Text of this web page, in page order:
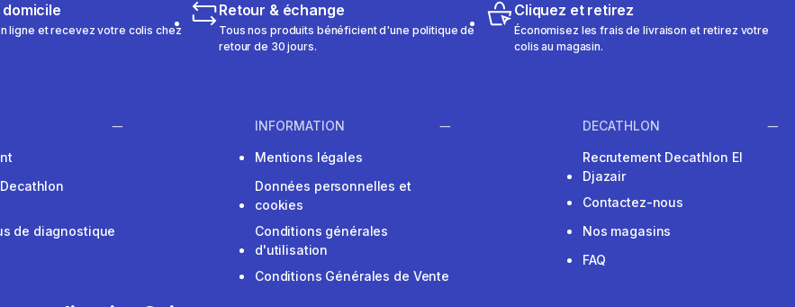
ligne et recevez votre colis chez
Retour & échange
Tous nos produits bénéficient d'une politique de
retour de 30 jours.
Cliquez et retirez
Économisez les frais de livraison et retirez votre
colis au magasin.
de diagnostique
INFORMATION
Mentions légales
Données personnelles et
cookies
Conditions générales
d'utilisation
Conditions Générales de Vente
DECATHLON
Recrutement Decathlon El
Djazair
Contactez-nous
Nos magasins
FAQ